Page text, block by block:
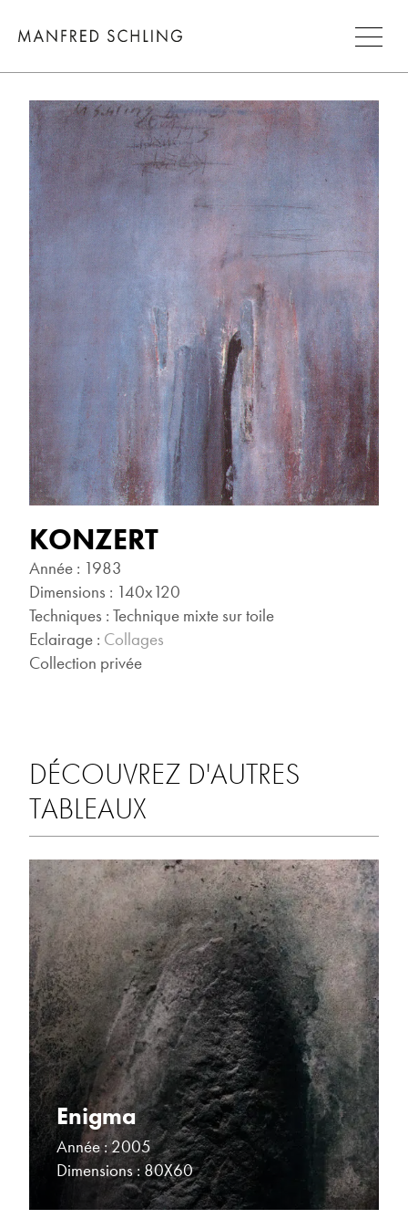
KONZERT
Année : 1983
Dimensions : 140x120
Techniques : Technique mixte sur toile
Eclairage : Collages
Collection privée
DÉCOUVREZ D'AUTRES
TABLEAUX
Enigma
Année : 2005
Dimensions : 80X60